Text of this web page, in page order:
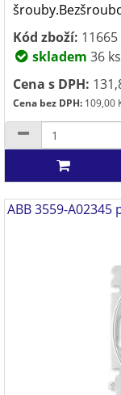
Kód zboží: 11665
skladem 36 ks
Cena s DPH:
Cena bez DPH: 109,00
ABB 3559-